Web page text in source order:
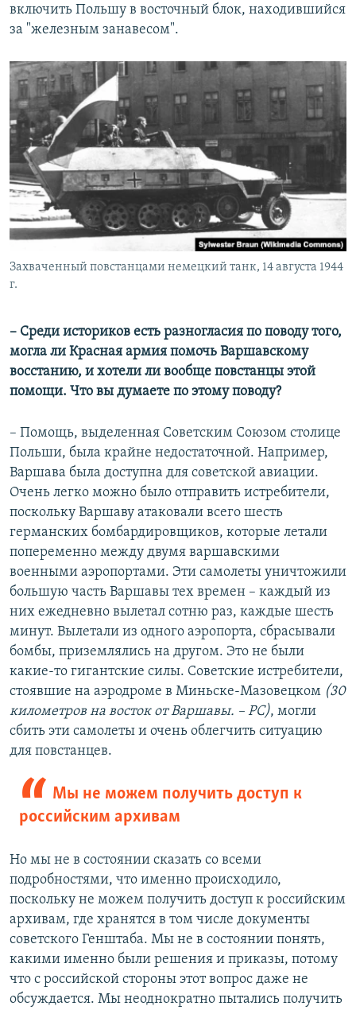
включить Польшу в восточный блок, находившийся
за "железным занавесом".
Захваченный повстанцами немецкий танк, 14 августа 1944
г.
​– Среди историков есть разногласия по поводу того,
могла ли Красная армия помочь Варшавскому
восстанию, и хотели ли вообще повстанцы этой
помощи. Что вы думаете по этому поводу?
– Помощь, выделенная Советским Союзом столице
Польши, была крайне недостаточной. Например,
Варшава была доступна для советской авиации.
Очень легко можно было отправить истребители,
поскольку Варшаву атаковали всего шесть
германских бомбардировщиков, которые летали
попеременно между двумя варшавскими
военными аэропортами. Эти самолеты уничтожили
большую часть Варшавы тех времен – каждый из
них ежедневно вылетал сотню раз, каждые шесть
минут. Вылетали из одного аэропорта, сбрасывали
бомбы, приземлялись на другом. Это не были
какие-то гигантские силы. Советские истребители,
стоявшие на аэродроме в Миньске-Мазовецком (30
километров на восток от Варшавы. – РС), могли
сбить эти самолеты и очень облегчить ситуацию
для повстанцев.
Мы не можем получить доступ к
российским архивам
Но мы не в состоянии сказать со всеми
подробностями, что именно происходило,
поскольку не можем получить доступ к российским
архивам, где хранятся в том числе документы
советского Генштаба. Мы не в состоянии понять,
какими именно были решения и приказы, потому
что с российской стороны этот вопрос даже не
обсуждается. Мы неоднократно пытались получить